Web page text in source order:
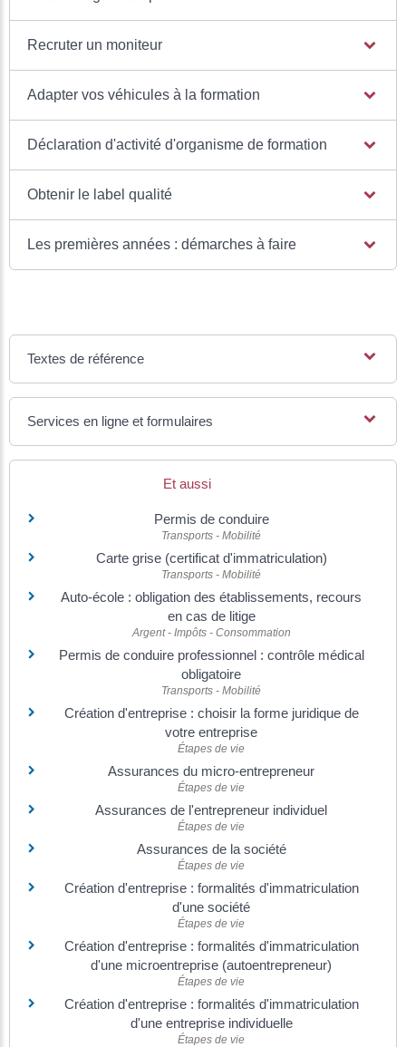
Recruter un moniteur
Adapter vos véhicules à la formation
Déclaration d'activité d'organisme de formation
Obtenir le label qualité
Les premières années : démarches à faire
Textes de référence
Services en ligne et formulaires
Et aussi
Permis de conduire
Transports - Mobilité
Carte grise (certificat d'immatriculation)
Transports - Mobilité
Auto-école : obligation des établissements, recours
en cas de litige
Argent - Impôts - Consommation
Permis de conduire professionnel : contrôle médical
obligatoire
Transports - Mobilité
Création d'entreprise : choisir la forme juridique de
votre entreprise
Étapes de vie
Assurances du micro-entrepreneur
Étapes de vie
Assurances de l'entrepreneur individuel
Étapes de vie
Assurances de la société
Étapes de vie
Création d'entreprise : formalités d'immatriculation
d'une société
Étapes de vie
Création d'entreprise : formalités d'immatriculation
d'une microentreprise (autoentrepreneur)
Étapes de vie
Création d'entreprise : formalités d'immatriculation
d'une entreprise individuelle
Étapes de vie